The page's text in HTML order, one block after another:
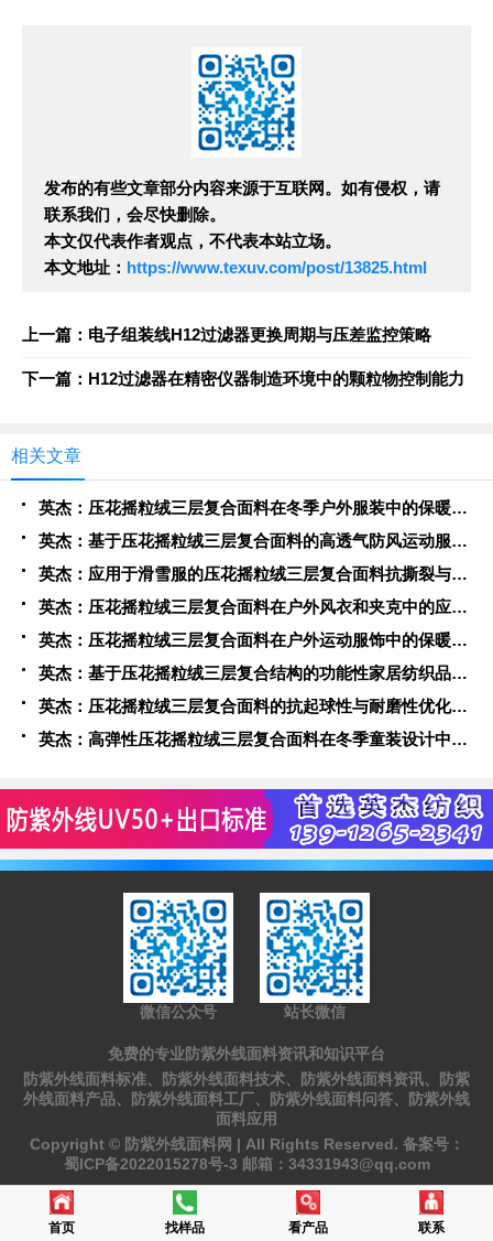
发布的有些文章部分内容来源于互联网。如有侵权，请
联系我们，会尽快删除。
本文仅代表作者观点，不代表本站立场。
本文地址： https://www.texuv.com/post/13825.html
上一篇：电子组装线H12过滤器更换周期与压差监控策略
下一篇：H12过滤器在精密仪器制造环境中的颗粒物控制能力
相关文章
英杰：压花摇粒绒三层复合面料在冬季户外服装中的保暖性能优化研究
英杰：基于压花摇粒绒三层复合面料的高透气防风运动服饰开发
英杰：应用于滑雪服的压花摇粒绒三层复合面料抗撕裂与耐磨性提升技术
英杰：压花摇粒绒三层复合面料在户外风衣和夹克中的应用与性能
英杰：压花摇粒绒三层复合面料在户外运动服饰中的保暖与透气性能研究
英杰：基于压花摇粒绒三层复合结构的功能性家居纺织品开发与应用
英杰：压花摇粒绒三层复合面料的抗起球性与耐磨性优化技术分析
英杰：高弹性压花摇粒绒三层复合面料在冬季童装设计中的应用实践
微信公众号 站长微信
免费的专业防紫外线面料资讯和知识平台
防紫外线面料标准、防紫外线面料技术、防紫外线面料资讯、防紫
外线面料产品、防紫外线面料工厂、防紫外线面料问答、防紫外线
面料应用
Copyright © 防紫外线面料网 | All Rights Reserved. 备案号：
蜀ICP备2022015278号-3 邮箱： 34331943@qq.com
首页 找样品 看产品 联系